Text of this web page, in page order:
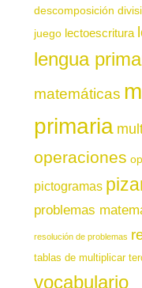
descomposición
juego lectoescritura
lengua
matemáticas
primaria
operaciones
pictogramas
problemas
resolución de problemas
tablas de multiplicar
vocabulario